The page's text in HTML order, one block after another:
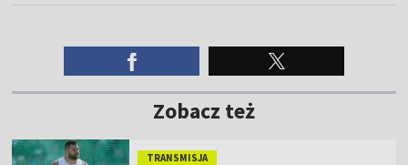
Zobacz też
TRANSMISJA